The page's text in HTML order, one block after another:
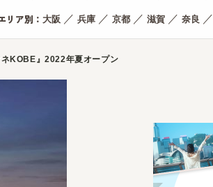
リア別： 大阪 ／ 兵庫／ 京都／ 滋賀／ 奈良 ／
KOBE』2022年夏オープン